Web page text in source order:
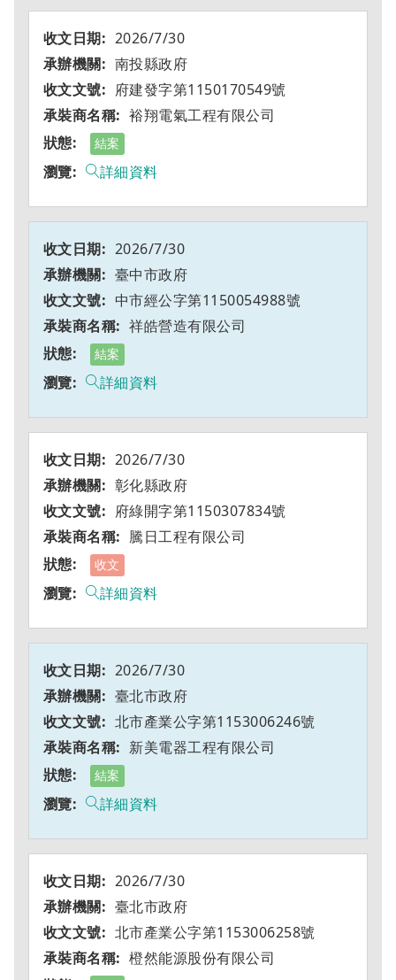
2026/7/30
南投縣政府
府建發字第1150170549號
裕翔電氣工程有限公司
結案
詳細資料
2026/7/30
臺中市政府
中市經公字第1150054988號
祥皓營造有限公司
結案
詳細資料
2026/7/30
彰化縣政府
府綠開字第1150307834號
騰日工程有限公司
收文
詳細資料
2026/7/30
臺北市政府
北市產業公字第1153006246號
新美電器工程有限公司
結案
詳細資料
2026/7/30
臺北市政府
北市產業公字第1153006258號
橙然能源股份有限公司